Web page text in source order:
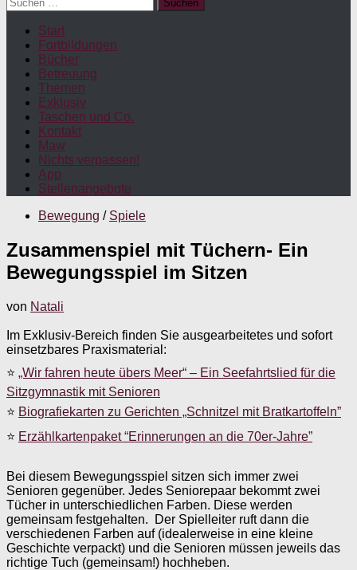
nach:
Start
Fortbildungen
Bücher
Betreuung
Themen
Exklusiv
Taschen und Co.
Kontakt
Maw
Nichts verpassen!
App
Stellenangebote
Bewegung / Spiele
Zusammenspiel mit Tüchern- Ein
Bewegungsspiel im Sitzen
von Natali
Im Exklusiv-Bereich finden Sie ausgearbeitetes und sofort
einsetzbares Praxismaterial:
⭐ „Wir fahren heute übers Meer“ – Ein Seefahrtslied für die
Sitzgymnastik mit Senioren
⭐ Biografiekarten zu Gerichten „Schnitzel mit Bratkartoffeln”
⭐ Erzählkartenpaket “Erinnerungen an die 70er-Jahre”
Bei diesem Bewegungsspiel sitzen sich immer zwei
Senioren gegenüber. Jedes Seniorepaar bekommt zwei
Tücher in unterschiedlichen Farben. Diese werden
gemeinsam festgehalten. Der Spielleiter ruft dann die
verschiedenen Farben auf (idealerweise in eine kleine
Geschichte verpackt) und die Senioren müssen jeweils das
richtige Tuch (gemeinsam!) hochheben.